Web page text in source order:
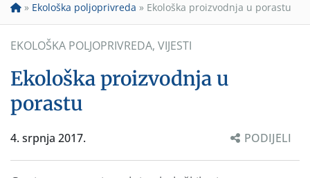
» Ekološka poljoprivreda » Ekološka proizvodnja u porastu
EKOLOŠKA POLJOPRIVREDA, VIJESTI
Ekološka proizvodnja u
porastu
4. srpnja 2017. PODIJELI